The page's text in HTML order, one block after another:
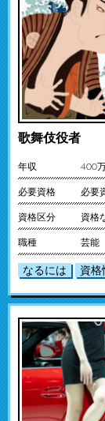
歌舞伎役者
年収 400
必要資格 必要
資格区分 資格
職種 芸能
なるには 資格